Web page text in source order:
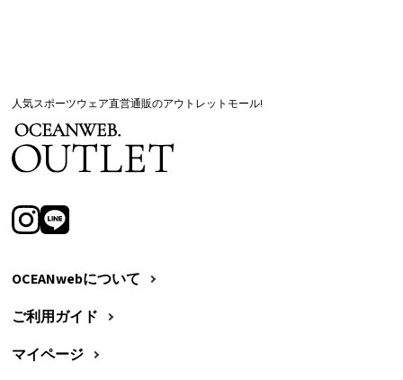
人気スポーツウェア直営通販のアウトレットモール!
OCEANwebについて
ご利用ガイド
マイページ